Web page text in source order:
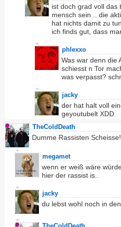
ist doch grad voll das
mensch sein .. die
hat nichts damit zu
ich finds gut, dass
phlexxo
Was war denn die
schiesst n Tor
was verpasst?
jacky
der hat halt voll
geyoutubelt XDD
TheColdDeath
Dumme Rassisten Scheisse!
megamet
wenn er weiß wäre
hier der rassist is..
jacky
du lebst wohl noch in